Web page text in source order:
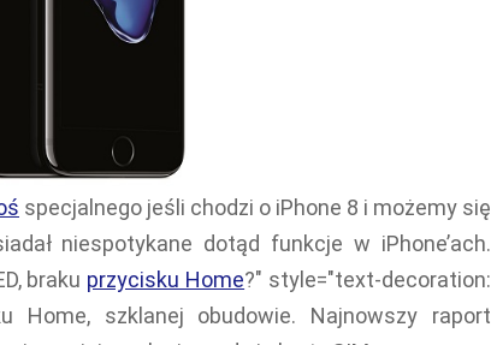
specjalnego jeśli chodzi o iPhone 8 i możemy się
niespotykane dotąd funkcje w iPhone’ach.
braku przycisku Home?" style="text-decoration:
Home, szklanej obudowie. Najnowszy raport